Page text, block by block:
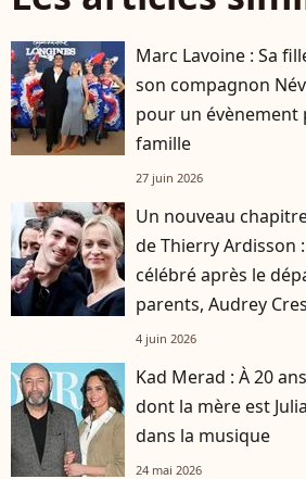
Marc Lavoine : Sa
son compagnon
pour un évènement
famille
27 juin 2026
Un nouveau
de Thierry Ardisson
célébré après le
parents, Audrey
premières loges
4 juin 2026
Kad Merad : À 20
dont la mère est
dans la musique
24 mai 2026